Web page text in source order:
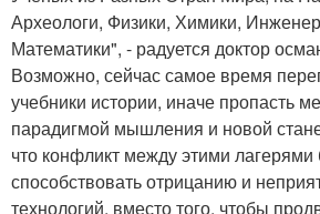
Археологи, Физики, Химики,
Математики", - радуется доктор
Возможно, сейчас самое время
учебники истории, иначе пропасть
парадигмой мышления и новой
что конфликт между этими лагерями
способствовать отрицанию и
технологий, вместо того, чтобы